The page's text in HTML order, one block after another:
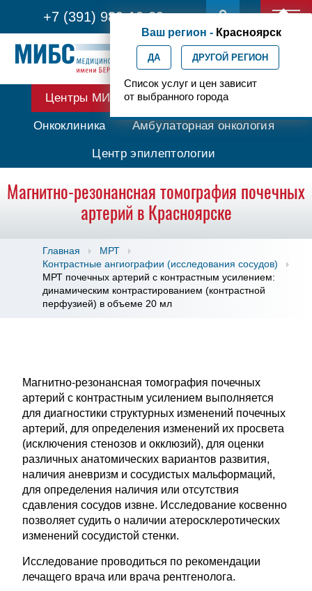
+7 (391) 989-10-29
Ваш регион - Красноярск
ДА ДРУГОЙ РЕГИОН
Список услуг и цен зависит
от выбранного города
Центры МИБС Протонная терапия
Онкоклиника Амбулаторная онкология
Центр эпилептологии
Магнитно-резонансная томография почечных
артерий в Красноярске
Главная
МРТ
Контрастные ангиографии (исследования сосудов)
МРТ почечных артерий с контрастным усилением:
динамическим контрастированием (контрастной
перфузией) в объеме 20 мл
Магнитно-резонансная томография почечных
артерий с контрастным усилением выполняется
для диагностики структурных изменений почечных
артерий, для определения изменений их просвета
(исключения стенозов и окклюзий), для оценки
различных анатомических вариантов развития,
наличия аневризм и сосудистых мальформаций,
для определения наличия или отсутствия
сдавления сосудов извне. Исследование косвенно
позволяет судить о наличии атеросклеротических
изменений сосудистой стенки.
Исследование проводиться по рекомендации
лечащего врача или врача рентгенолога.